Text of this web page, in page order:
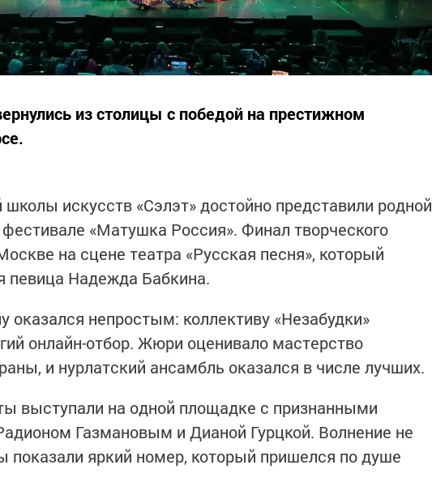
из столицы с победой на престижном
школы искусств «Сэлэт» достойно представили родной
«Матушка Россия». Финал творческого
на сцене театра «Русская песня», который
певица Надежда Бабкина.
оказался непростым: коллективу «Незабудки»
онлайн-отбор. Жюри оценивало мастерство
и нурлатский ансамбль оказался в числе лучших.
выступали на одной площадке с признанными
Газмановым и Дианой Гурцкой. Волнение не
показали яркий номер, который пришелся по душе